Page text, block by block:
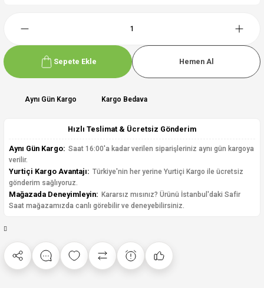
Sepete Ekle Hemen Al
Aynı Gün Kargo Kargo Bedava
Hızlı Teslimat & Ücretsiz Gönderim
Aynı Gün Kargo: Saat 16:00'a kadar verilen siparişleriniz aynı gün kargoya
verilir.
Yurtiçi Kargo Avantajı: Türkiye'nin her yerine Yurtiçi Kargo ile ücretsiz
gönderim sağlıyoruz.
Mağazada Deneyimleyin: Kararsız mısınız? Ürünü İstanbul'daki Safir
Saat mağazamızda canlı görebilir ve deneyebilirsiniz.